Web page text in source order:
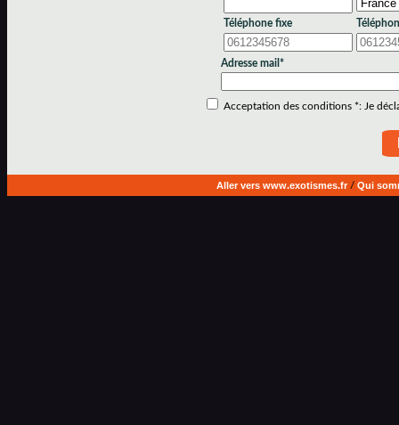
Téléphone fixe
Adresse mail*
Acceptation des conditions *: Je
Aller vers www.exotismes.fr/ Qui